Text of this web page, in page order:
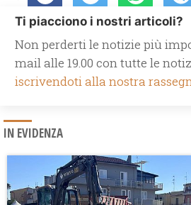
Ti piacciono i nostri articoli?
Non perderti le notizie più
mail alle 19.00 con tutte le
iscrivendoti alla nostra
IN EVIDENZA